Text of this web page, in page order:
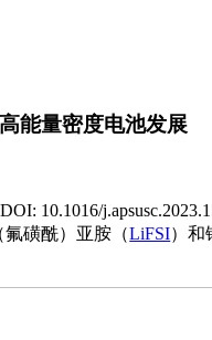
能量密度电池发展
磺酰）亚胺（LiFSI）和